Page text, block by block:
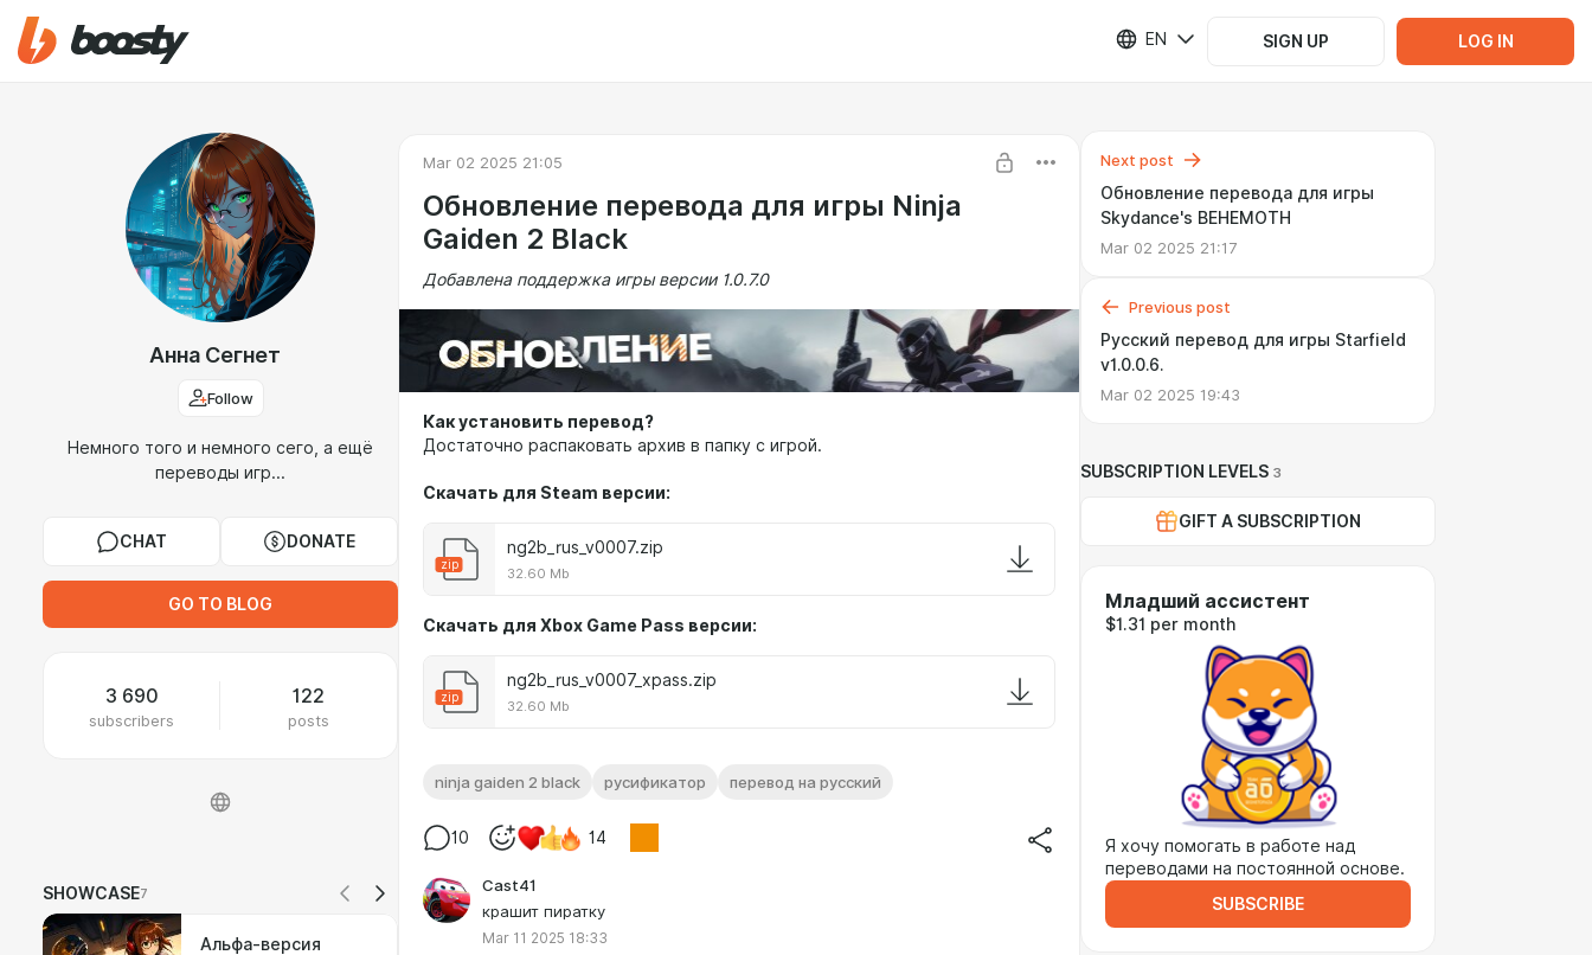
EN SIGN UP LOG IN
Анна Сегнет
Follow
Немного того и немного сего, а ещё
переводы игр...
CHAT DONATE
GO TO BLOG
3 690
subscribers
122
posts
SHOWCASE7
Альфа-версия
Mar 02 2025 21:05
Обновление перевода для игры Ninja
Gaiden 2 Black
Добавлена поддержка игры версии 1.0.7.0
Как установить перевод?
Достаточно распаковать архив в папку с игрой.
Скачать для Steam версии:
zip
ng2b_rus_v0007.zip
32.60 Mb
Скачать для Xbox Game Pass версии:
zip
ng2b_rus_v0007_xpass.zip
32.60 Mb
ninja gaiden 2 black русификатор перевод на русский
10 14
Cast41
крашит пиратку
Mar 11 2025 18:33
Next post
Обновление перевода для игры
Skydance's BEHEMOTH
Mar 02 2025 21:17
Previous post
Русский перевод для игры Starfield
v1.0.0.6.
Mar 02 2025 19:43
SUBSCRIPTION LEVELS 3
GIFT A SUBSCRIPTION
Младший ассистент
$1.31 per month
Я хочу помогать в работе над
переводами на постоянной основе.
SUBSCRIBE